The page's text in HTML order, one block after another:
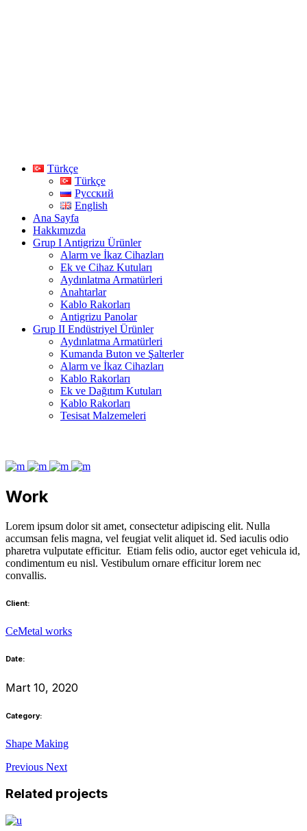
Türkçe
Türkçe
Русский
English
Ana Sayfa
Hakkımızda
Grup I Antigrizu Ürünler
Alarm ve İkaz Cihazları
Ek ve Cihaz Kutuları
Aydınlatma Armatürleri
Anahtarlar
Kablo Rakorları
Antigrizu Panolar
Grup II Endüstriyel Ürünler
Aydınlatma Armatürleri
Kumanda Buton ve Şalterler
Alarm ve İkaz Cihazları
Kablo Rakorları
Ek ve Dağıtım Kutuları
Kablo Rakorları
Tesisat Malzemeleri
Work
Lorem ipsum dolor sit amet, consectetur adipiscing elit. Nulla
accumsan felis magna, vel feugiat velit aliquet id. Sed iaculis odio
pharetra vulputate efficitur. Etiam felis odio, auctor eget vehicula id,
condimentum eu nisl. Vestibulum ornare efficitur lorem nec
convallis.
Client:
CeMetal works
Date:
Mart 10, 2020
Category:
Shape Making
Previous Next
Related projects